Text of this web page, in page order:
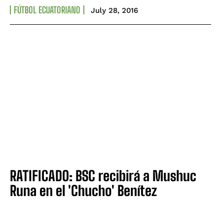
FÚTBOL ECUATORIANO July 28, 2016
RATIFICADO: BSC recibirá a Mushuc
Runa en el 'Chucho' Benítez